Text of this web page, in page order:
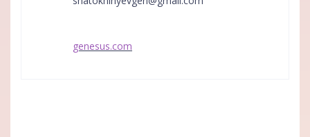
genesus.com